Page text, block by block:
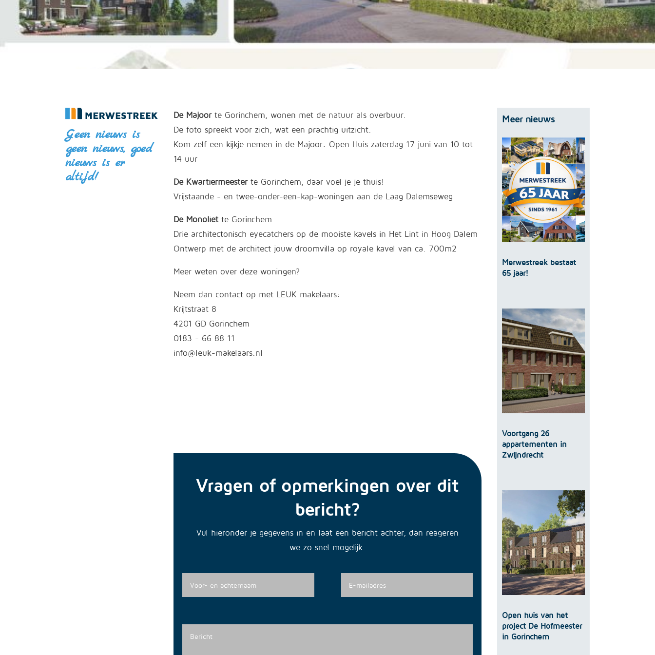
Geen nieuws is
geen nieuws, goed
nieuws is er
altijd!
De Majoorte Gorinchem, wonen met de natuur als overbuur.
De foto spreekt voor zich, wat een prachtig uitzicht.
Kom zelf een kijkje nemen in de Majoor: Open Huis zaterdag 17 juni van 10 tot
14 uur
De Kwartiermeesterte Gorinchem, daar voel je je thuis!
Vrijstaande - en twee-onder-een-kap-woningen aan de Laag Dalemseweg
De Monoliette Gorinchem.
Drie architectonisch eyecatchers op de mooiste kavels in Het Lint in Hoog Dalem
Ontwerp met de architect jouw droomvilla op royale kavel van ca. 700m2
Meer weten over deze woningen?
Neem dan contact op met LEUK makelaars:
Krijtstraat 8
4201 GD Gorinchem
0183 - 66 88 11
info@leuk-makelaars.nl
Vragen of opmerkingen over dit
bericht?
Vul hieronder je gegevens in en laat een bericht achter, dan reageren
we zo snel mogelijk.
Meer nieuws
Merwestreek bestaat
65 jaar!
Voortgang 26
appartementen in
Zwijndrecht
Open huis van het
project De Hofmeester
in Gorinchem